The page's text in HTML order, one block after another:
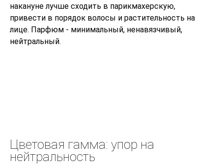
накануне лучше сходить в парикмахерскую,
привести в порядок волосы и растительность на
лице. Парфюм - минимальный, ненавязчивый,
нейтральный.
Цветовая гамма: упор на
нейтральность